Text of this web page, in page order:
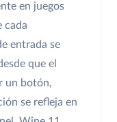
en juegos
cada
entrada se
que el
un botón,
se refleja en